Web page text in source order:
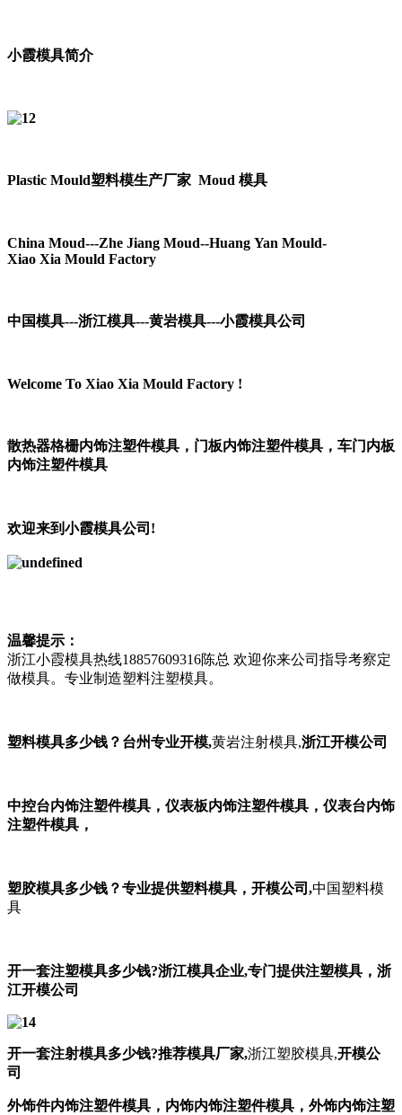
小霞模具简介
Plastic Mould塑料模生产厂家 Moud 模具
China Moud---Zhe Jiang Moud--Huang Yan Mould-
Xiao Xia Mould Factory
中国模具---浙江模具---黄岩模具---小霞模具公司
Welcome To Xiao Xia Mould Factory !
散热器格栅内饰注塑件模具， 门板内饰注塑件模具， 车门内板
内饰注塑件模具
欢迎来到小霞模具公司!
温馨提示：
浙江小霞模具热线18857609316陈总 欢迎你来公司指导考察定
做模具。专业制造塑料注塑模具。
塑料模具多少钱？ 台州专业开模,黄岩注射模具,浙江开模公司
中控台内饰注塑件模具， 仪表板内饰注塑件模具， 仪表台内饰
注塑件模具，
塑胶模具多少钱？专业提供塑料模具， 开模公司,中国塑料模
具
开一套注塑模具多少钱?浙江模具企业,专门提供注塑模具， 浙
江开模公司
开一套注射模具多少钱?推荐模具厂家,浙江塑胶模具,开模公
司
外饰件内饰注塑件模具，内饰内饰注塑件模具，外饰内饰注塑